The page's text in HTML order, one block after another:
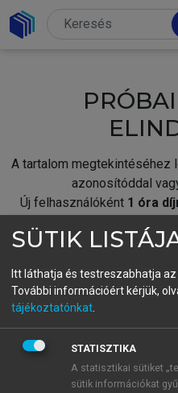
A tartalom megtekintéséhez
azonosítóddal
Új felhasználóként 1 óra
fiókoddal,vagy
A regisztráció után a
BELÉPÉS SAJÁT
SÜTIK
Itt láthatja és testreszabhatja
További információért kérjük,
tájékoztatónkat
STATISZTIKA
A statisztikai sütiket
sütik információkat